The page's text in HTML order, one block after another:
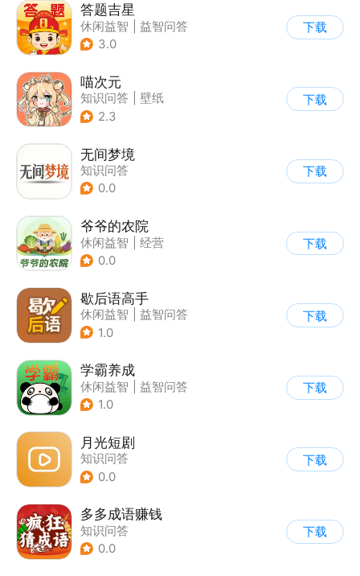
答题吉星
休闲益智
益智问答
3.0
下载
喵次元
知识问答
壁纸
2.3
下载
无间梦境
知识问答
0.0
下载
爷爷的农院
休闲益智
经营
| 田园生活
0.0
下载
歇后语高手
休闲益智
益智问答
1.0
下载
学霸养成
休闲益智
益智问答
| 校园
1.0
下载
月光短剧
知识问答
0.0
下载
多多成语赚钱
知识问答
0.0
下载